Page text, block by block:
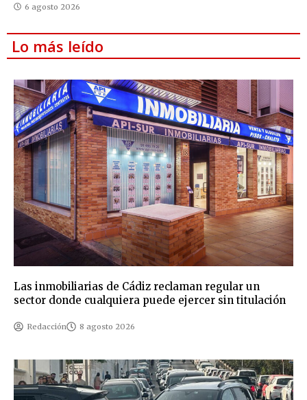
6 agosto 2026
Lo más leído
Las inmobiliarias de Cádiz reclaman regular un
sector donde cualquiera puede ejercer sin titulación
Redacción 8 agosto 2026